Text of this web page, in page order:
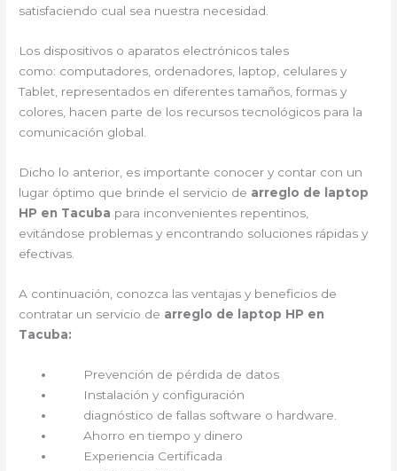
satisfaciendo cual sea nuestra necesidad.
Los dispositivos o aparatos electrónicos tales
como: computadores, ordenadores, laptop, celulares y
Tablet, representados en diferentes tamaños, formas y
colores, hacen parte de los recursos tecnológicos para la
comunicación global.
Dicho lo anterior, es importante conocer y contar con un
lugar óptimo que brinde el servicio de arreglo de laptop
HP en Tacuba para inconvenientes repentinos,
evitándose problemas y encontrando soluciones rápidas y
efectivas.
A continuación, conozca las ventajas y beneficios de
contratar un servicio de arreglo de laptop HP en
Tacuba:
Prevención de pérdida de datos
Instalación y configuración
diagnóstico de fallas software o hardware.
Ahorro en tiempo y dinero
Experiencia Certificada